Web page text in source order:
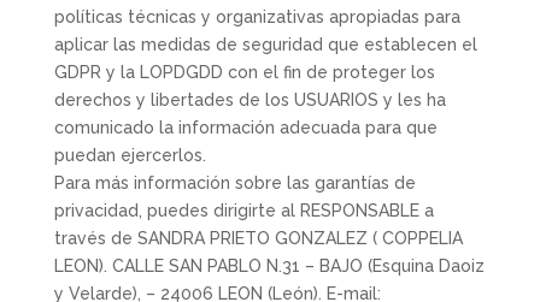
políticas técnicas y organizativas apropiadas para
aplicar las medidas de seguridad que establecen el
GDPR y la LOPDGDD con el fin de proteger los
derechos y libertades de los USUARIOS y les ha
comunicado la información adecuada para que
puedan ejercerlos.
Para más información sobre las garantías de
privacidad, puedes dirigirte al RESPONSABLE a
través de SANDRA PRIETO GONZALEZ ( COPPELIA
LEON). CALLE SAN PABLO N.31 – BAJO (Esquina Daoiz
y Velarde), – 24006 LEON (León). E-mail: